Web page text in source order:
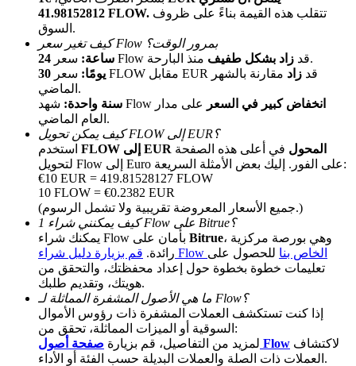
الإحالة
قم بدعوة صديق لتحصل على مكافآت نقدية
BTC Welcome Rewards
BTC Welcome Rewards
41.98152812 FLOW.
السوق.
كيف تغير سعر Flow بمرور الوقت؟
24 ساعة:
سعر Flow قد زاد بشكل طفيف
منذ البارحة.
30 يومًا:
سعر FLOW مقابل EUR قد زاد مقارنة بالشهر
الماضي.
سنة واحدة: شهد Flow انخفاض كبير في السعر
على مدار
العام الماضي.
كيف يمكن تحويل FLOW إلى EUR؟
FLOW إلى EUR المحول في أعلى هذه الصفحة
لتحويل Flow إلى Euro على الفور. إليك بعض الأمثلة السريعة:
€10 EUR = 419.81528127 FLOW
10 FLOW = €0.2382 EUR
(جميع الأسعار المعروضة تقريبية ولا تشمل الرسوم.)
كيف يمكنني شراء 1 Flow على Bitrue؟
Bitrue، وهي بورصة مركزية
رائدة.
قم بزيارة دليل شراء Flow الخاص بنا للحصول على
تعليمات خطوة بخطوة حول إعداد محفظتك، والتحقق من
هويتك، وتقديم طلبك.
ما هي الأصول المشفرة المماثلة لـ Flow؟
إذا كنت تستكشف العملات المشفرة ذات رؤوس الأموال
السوقية أو الميزات المماثلة، تحقق من:
لمزيد من التفاصيل، قم بزيارة صفحة أصول Flow
العملات ذات الصلة والعملات البديلة حسب الفئة أو الأداء.